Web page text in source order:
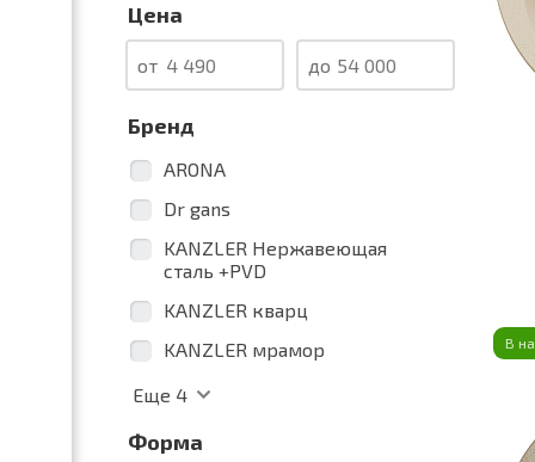
Цена
от до
Бренд
ARONA
Dr gans
KANZLER Нержавеющая
сталь +PVD
KANZLER кварц
KANZLER мрамор
Еще 4
Форма
В